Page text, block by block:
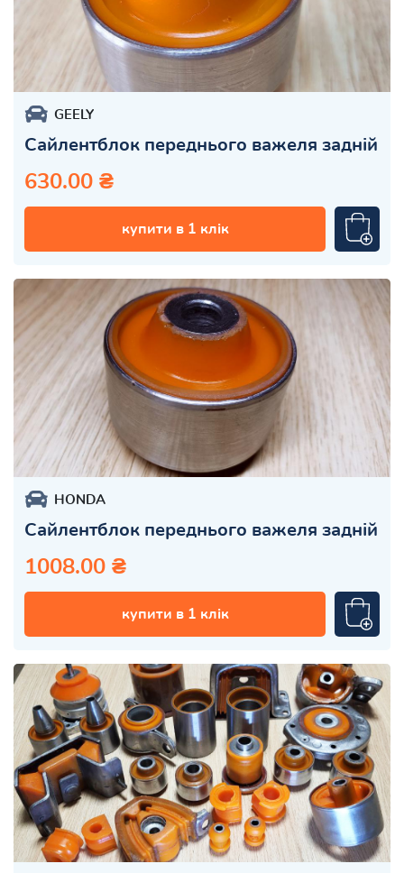
GEELY
Сайлентблок переднього важеля задній
630.00 ₴
купити в 1 клік
HONDA
Сайлентблок переднього важеля задній
1008.00 ₴
купити в 1 клік